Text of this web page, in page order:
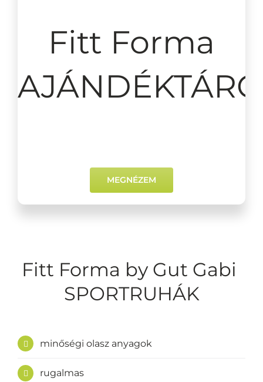
Fitt Forma
MEGNÉZEM
Fitt Forma by Gut Gabi
SPORTRUHÁK
minőségi olasz anyagok
rugalmas